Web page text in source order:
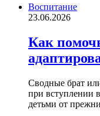
Воспитание
23.06.2026
Как
Сводные брат
при вступлении
детьми от